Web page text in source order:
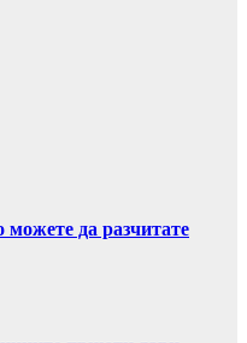
можете да разчитате